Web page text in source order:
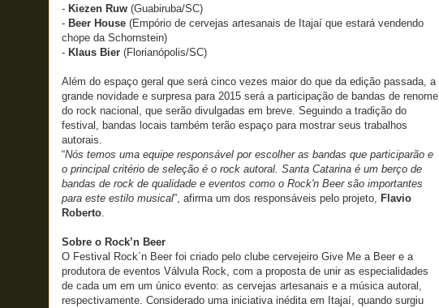
- Kiezen Ruw (Guabiruba/SC)
- Beer House (Empório de cervejas artesanais de Itajaí que estará vendendo
chope da Schornstein)
- Klaus Bier (Florianópolis/SC)
Além do espaço geral que será cinco vezes maior do que da edição passada, a
grande novidade e surpresa para 2015 será a participação de bandas de renome
do rock nacional, que serão divulgadas em breve. Seguindo a tradição do
festival, bandas locais também terão espaço para mostrar seus trabalhos
autorais.
“Nós temos uma equipe responsável por escolher as bandas que participarão e
o principal critério de seleção é o rock autoral. Santa Catarina é um berço de
bandas de rock de qualidade e eventos como o Rock'n Beer são importantes
para este estilo musical”, afirma um dos responsáveis pelo projeto, Flavio
Roberto.
Sobre o Rock’n Beer
O Festival Rock´n Beer foi criado pelo clube cervejeiro Give Me a Beer e a
produtora de eventos Válvula Rock, com a proposta de unir as especialidades
de cada um em um único evento: as cervejas artesanais e a música autoral,
respectivamente. Considerado uma iniciativa inédita em Itajaí, quando surgiu